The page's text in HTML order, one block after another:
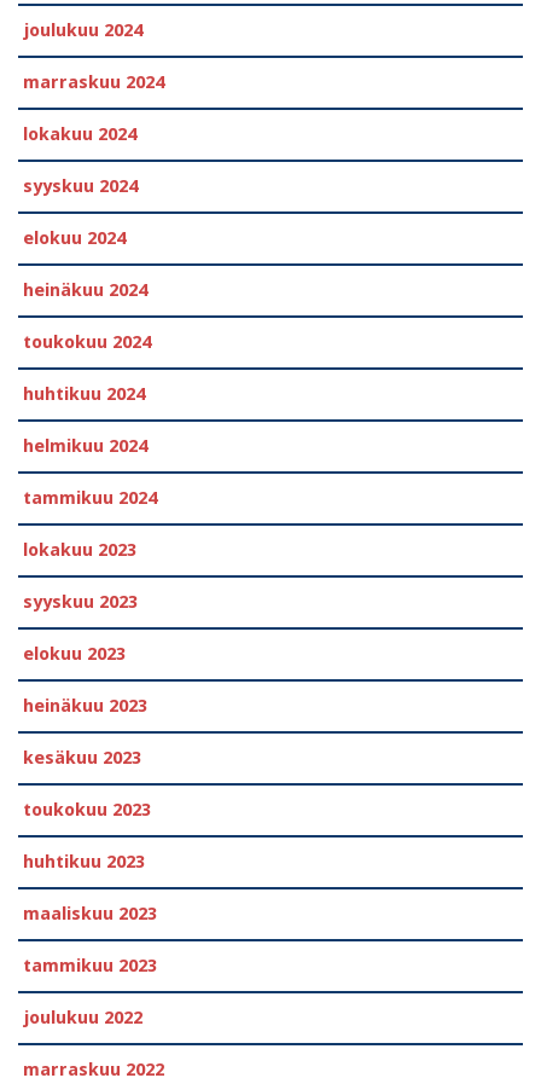
joulukuu 2024
marraskuu 2024
lokakuu 2024
syyskuu 2024
elokuu 2024
heinäkuu 2024
toukokuu 2024
huhtikuu 2024
helmikuu 2024
tammikuu 2024
lokakuu 2023
syyskuu 2023
elokuu 2023
heinäkuu 2023
kesäkuu 2023
toukokuu 2023
huhtikuu 2023
maaliskuu 2023
tammikuu 2023
joulukuu 2022
marraskuu 2022